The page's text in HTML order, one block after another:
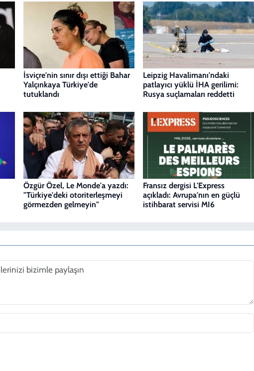
İsviçre'nin sınır dışı ettiği Bahar
Yalçınkaya Türkiye'de
tutuklandı
Leipzig Havalimanı'ndaki
patlayıcı yüklü İHA gerilimi:
Rusya suçlamaları reddetti
Özgür Özel, Le Monde'a yazdı:
"Türkiye'deki otoriterleşmeyi
görmezden gelmeyin"
Fransız dergisi L'Express
açıkladı: Avrupa'nın en güçlü
istihbarat servisi MI6